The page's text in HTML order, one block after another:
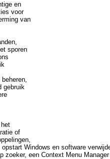
en
voor
van
sporen
gebruik
of
Windows en software
zoeker, een Context Menu Manager